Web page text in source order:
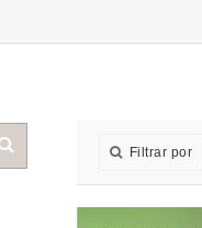
Filtrar por